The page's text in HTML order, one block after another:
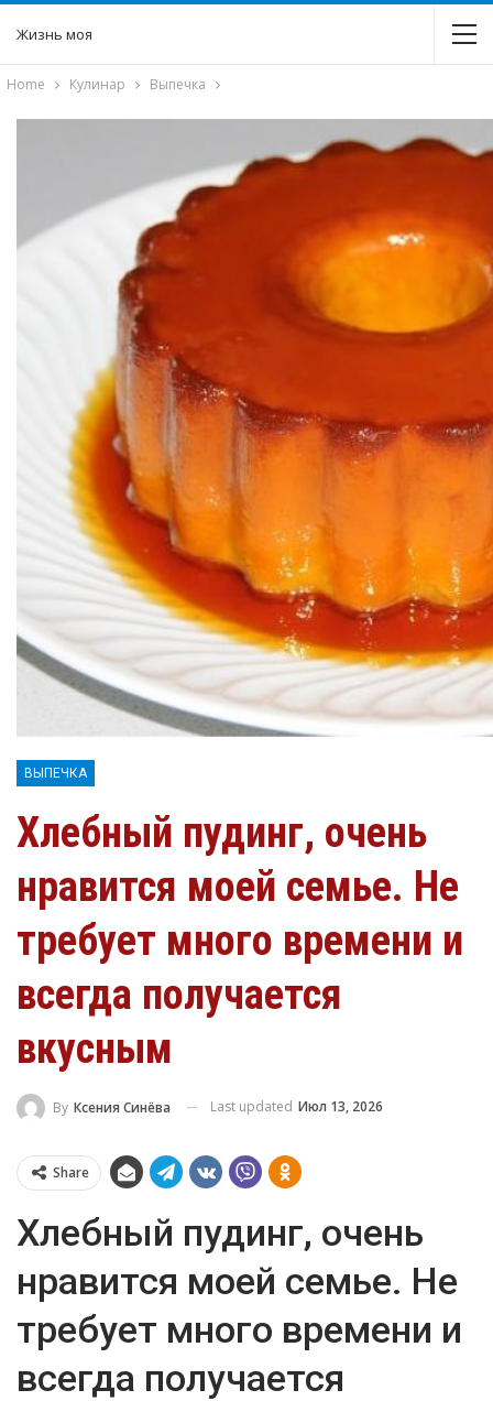
Жизнь моя
Home Кулинар Выпечка
ВЫПЕЧКА
Хлебный пудинг, очень
нравится моей семье. Не
требует много времени и
всегда получается
вкусным
By Ксения Синёва Last updated Июл 13, 2026
Share
Хлебный пудинг, очень
нравится моей семье. Не
требует много времени и
всегда получается